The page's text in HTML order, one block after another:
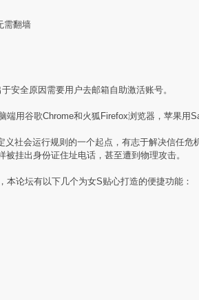
需翻墙
安全原因需要用户去邮箱自助激活账号。
用谷歌Chrome和火狐Firefox浏览器，苹果用
社会运行规则的一个起点，有志于解决信任
被挂出身份证住址电话，甚至遭到物理攻击。
论坛有以下几个为女S贴心打造的便捷功能：